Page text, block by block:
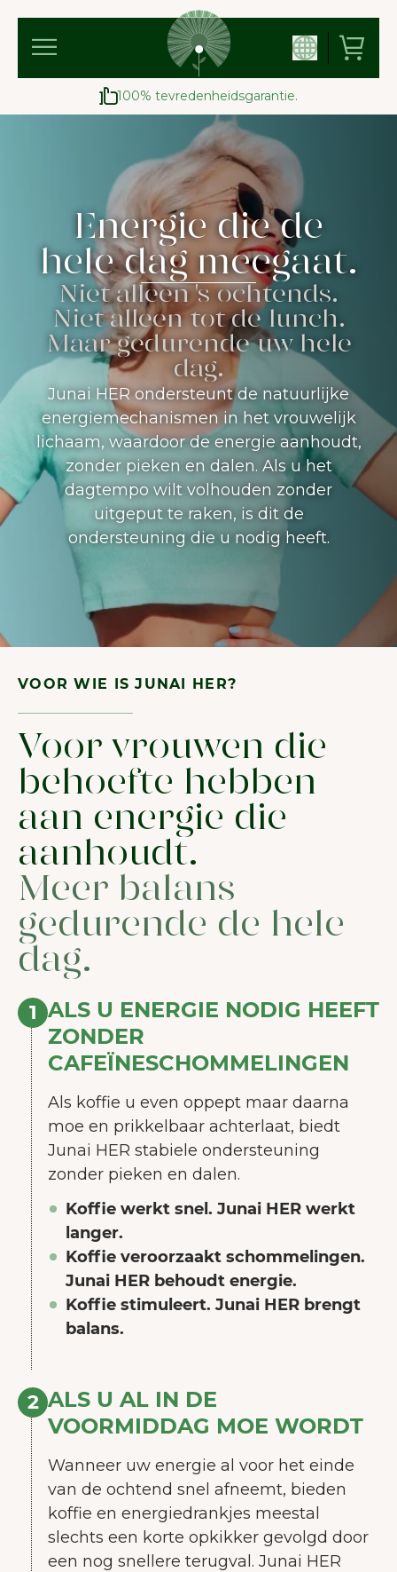
100% tevredenheidsgarantie.
Energie die de
hele dag meegaat.
Niet alleen 's ochtends.
Niet alleen tot de lunch.
Maar gedurende uw hele
dag.
Junai HER ondersteunt de natuurlijke
energiemechanismen in het vrouwelijk
lichaam, waardoor de energie aanhoudt,
zonder pieken en dalen. Als u het
dagtempo wilt volhouden zonder
uitgeput te raken, is dit de
ondersteuning die u nodig heeft.
VOOR WIE IS JUNAI HER?
Voor vrouwen die
behoefte hebben
aan energie die
aanhoudt.
Meer balans
gedurende de hele
dag.
1 ALS U ENERGIE NODIG HEEFT
ZONDER
CAFEÏNESCHOMMELINGEN
Als koffie u even oppept maar daarna
moe en prikkelbaar achterlaat, biedt
Junai HER stabiele ondersteuning
zonder pieken en dalen.
Koffie werkt snel. Junai HER werkt
langer.
Koffie veroorzaakt schommelingen.
Junai HER behoudt energie.
Koffie stimuleert. Junai HER brengt
balans.
2 ALS U AL IN DE
VOORMIDDAG MOE WORDT
Wanneer uw energie al voor het einde
van de ochtend snel afneemt, bieden
koffie en energiedrankjes meestal
slechts een korte opkikker gevolgd door
een nog snellere terugval. Junai HER